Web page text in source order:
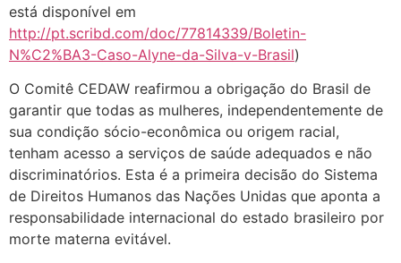
está disponível em
http://pt.scribd.com/doc/77814339/Boletin-
N%C2%BA3-Caso-Alyne-da-Silva-v-Brasil)
O Comitê CEDAW reafirmou a obrigação do Brasil de
garantir que todas as mulheres, independentemente de
sua condição sócio-econômica ou origem racial,
tenham acesso a serviços de saúde adequados e não
discriminatórios. Esta é a primeira decisão do Sistema
de Direitos Humanos das Nações Unidas que aponta a
responsabilidade internacional do estado brasileiro por
morte materna evitável.